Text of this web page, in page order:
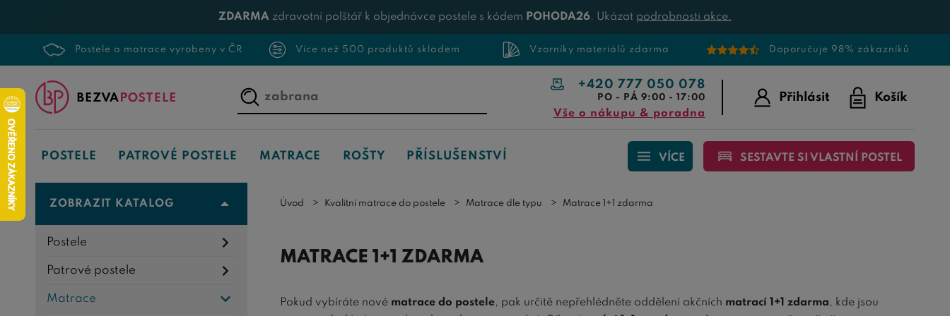
ZDARMA zdravotní polštář k objednávce postele s kódem POHODA26. Ukázat podrobnosti akce.
Postele a matrace vyrobeny v ČR Více než 500 produktů skladem Vzorníky materiálů zdarma Doporučuje 98% zákazníků
Napište,
co
hledáte...
+420 777 050 078
PO - PÁ 9:00 - 17:00
Vše o nákupu & poradna
Přihlásit Košík
POSTELE PATROVÉ POSTELE MATRACE ROŠTY PŘÍSLUŠENSTVÍ VÍCE SESTAVTE SI VLASTNÍ POSTEL
Úvod Kvalitní matrace do postele Matrace dle typu Matrace 1+1 zdarma
MATRACE 1+1 ZDARMA
Pokud vybíráte nové matrace do postele, pak určitě nepřehlédněte oddělení akčních matrací 1+1 zdarma, kde jsou
ZOBRAZIT KATALOG
Postele
Patrové postele
Matrace